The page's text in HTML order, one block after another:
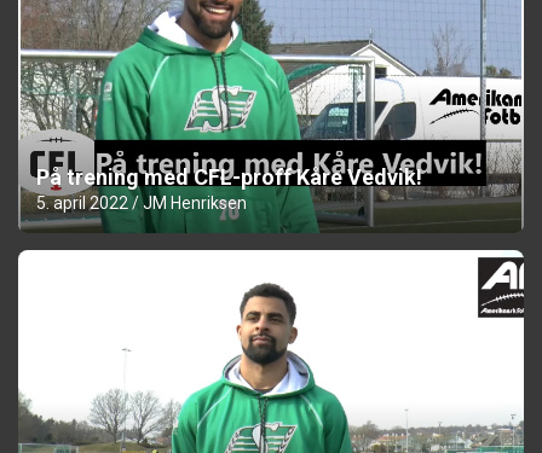
På trening med CFL-proff Kåre Vedvik!
5. april 2022 JM Henriksen